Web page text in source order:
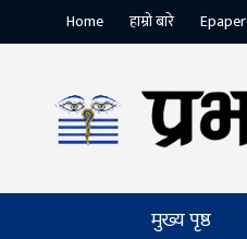
Home हाम्रो बारे Epaper
मुख्य पृष्ठ